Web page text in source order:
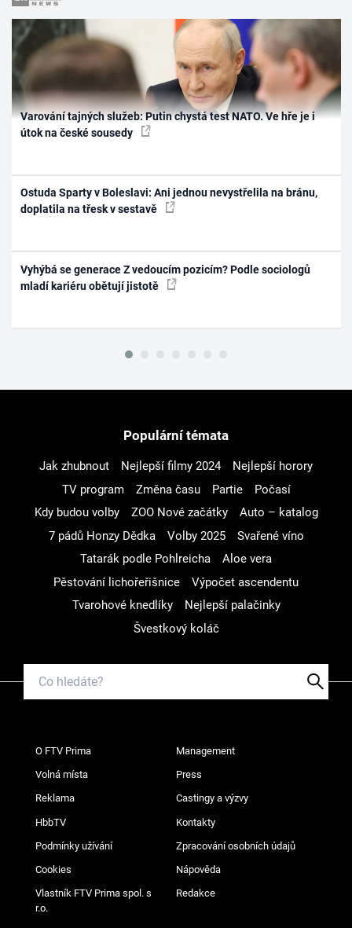
Varování tajných služeb: Putin chystá test NATO. Ve hře je i
útok na české sousedy
Ostuda Sparty v Boleslavi: Ani jednou nevystřelila na bránu,
doplatila na třesk v sestavě
Vyhýbá se generace Z vedoucím pozicím? Podle sociologů
mladí kariéru obětují jistotě
Populární témata
Jak zhubnout Nejlepší filmy 2024
Nejlepší horory
TV program
Změna času Partie
Počasí
Kdy budou volby
ZOO Nové začátky
Auto – katalog
7 pádů Honzy Dědka
Volby 2025
Svařené víno
Tatarák podle Pohlreicha
Aloe vera
Pěstování lichořeřišnice
Výpočet ascendentu
Tvarohové knedlíky
Nejlepší palačinky
Švestkový koláč
O FTV Prima Management
Volná místa Press
Reklama Castingy a výzvy
HbbTV Kontakty
Podmínky užívání Zpracování osobních údajů
Cookies Nápověda
Vlastník FTV Prima spol. s
r.o.
Redakce